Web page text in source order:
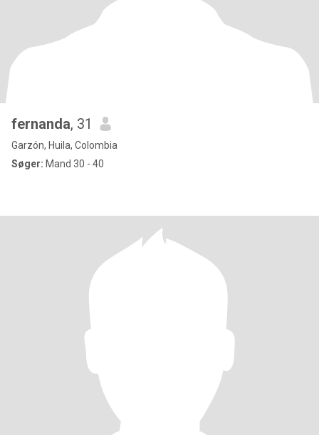
fernanda, 31
Garzón, Huila, Colombia
Søger: Mand 30 - 40